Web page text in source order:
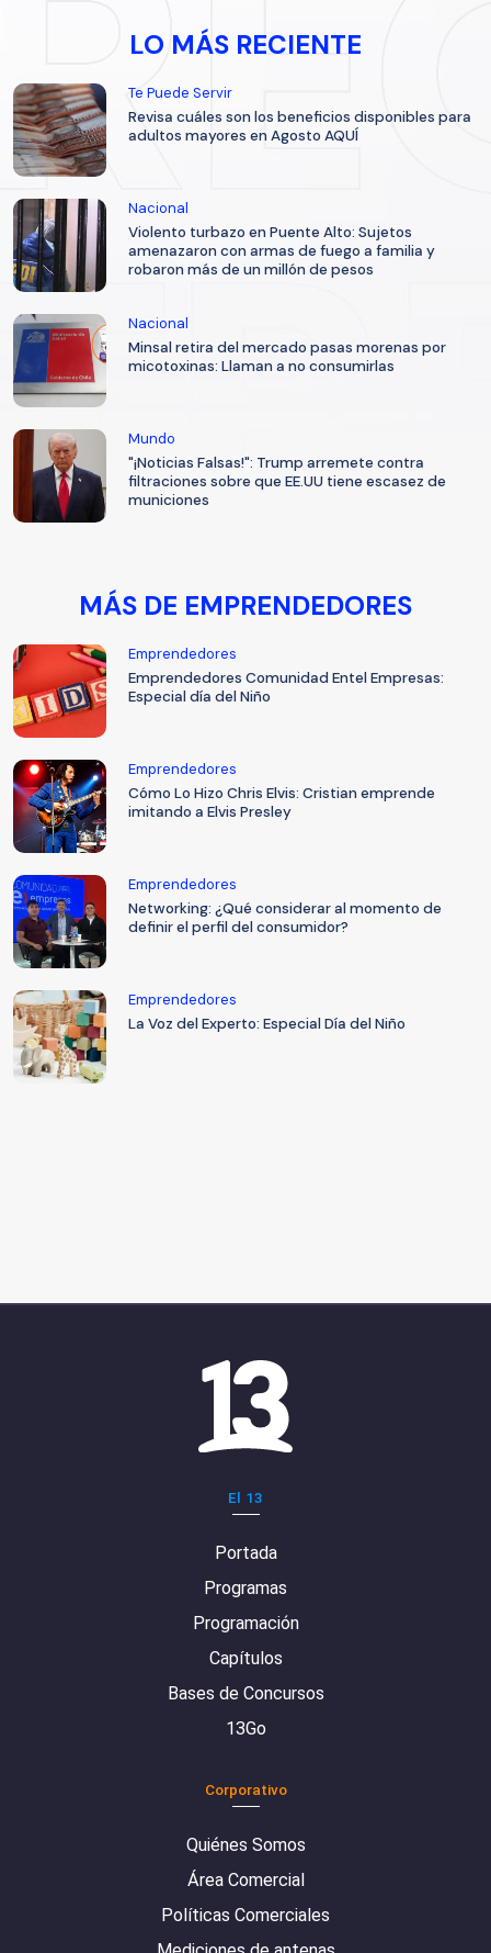
LO MÁS RECIENTE
Te Puede Servir
Revisa cuáles son los beneficios disponibles para
adultos mayores en Agosto AQUÍ
Nacional
Violento turbazo en Puente Alto: Sujetos
amenazaron con armas de fuego a familia y
robaron más de un millón de pesos
Nacional
Minsal retira del mercado pasas morenas por
micotoxinas: Llaman a no consumirlas
Mundo
"¡Noticias Falsas!": Trump arremete contra
filtraciones sobre que EE.UU tiene escasez de
municiones
MÁS DE EMPRENDEDORES
Emprendedores
Emprendedores Comunidad Entel Empresas:
Especial día del Niño
Emprendedores
Cómo Lo Hizo Chris Elvis: Cristian emprende
imitando a Elvis Presley
Emprendedores
Networking: ¿Qué considerar al momento de
definir el perfil del consumidor?
Emprendedores
La Voz del Experto: Especial Día del Niño
El 13
Portada
Programas
Programación
Capítulos
Bases de Concursos
13Go
Corporativo
Quiénes Somos
Área Comercial
Políticas Comerciales